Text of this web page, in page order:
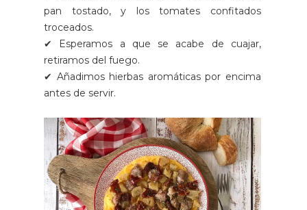
pan tostado, y los tomates confitados
troceados.
✔ Esperamos a que se acabe de cuajar,
retiramos del fuego.
✔ Añadimos hierbas aromáticas por encima
antes de servir.